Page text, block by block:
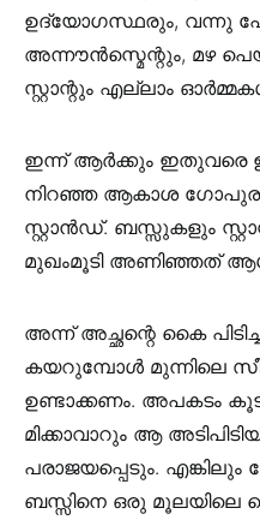
ഉദ്യോഗസ്ഥരും, വന്നു
അന്നൗൻസ്മെന്റും, മഴ
സ്റ്റാന്റും എല്ലാം
ഇന്ന് ആർക്കും ഇതുവരെ
നിറഞ്ഞ ആകാശ
സ്റ്റാൻഡ്. ബസ്സുകളും
മുഖംമൂടി അണിഞ്ഞത്
അന്ന് അച്ഛന്റെ കൈ
കയറുമ്പോൾ മുന്നിലെ
ഉണ്ടാക്കണം.
മിക്കാവാറും ആ
പരാജയപ്പെടും.
ബസ്സിനെ ഒരു മൂലയിലെ